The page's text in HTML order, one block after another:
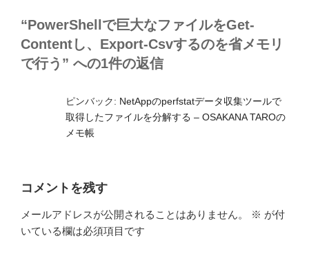
“PowerShellで巨大なファイルをGet-
Contentし、Export-Csvするのを省メモリ
で行う” への1件の返信
ピンバック: NetAppのperfstatデータ収集ツールで
取得したファイルを分解する – OSAKANA TAROの
メモ帳
コメントを残す
メールアドレスが公開されることはありません。 ※ が付
いている欄は必須項目です